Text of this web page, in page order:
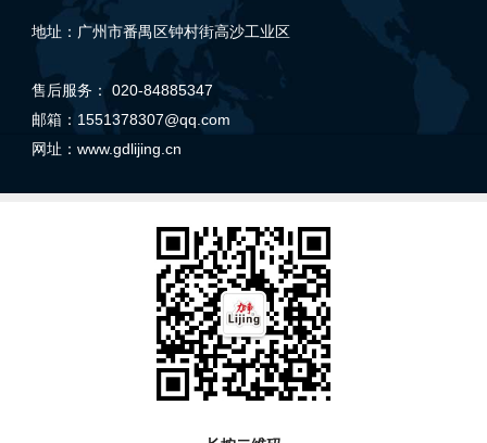
地址：广州市番禺区钟村街高沙工业区
售后服务： 020-84885347
邮箱：1551378307@qq.com
网址： www.gdlijing.cn